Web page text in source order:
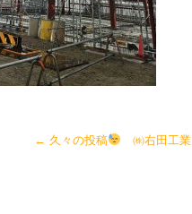
← 久々の投稿 ㈱右田工業